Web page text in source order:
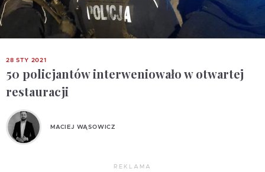
28 STY 2021
50 policjantów interweniowało w otwartej
restauracji
MACIEJ WĄSOWICZ
REKLAMA